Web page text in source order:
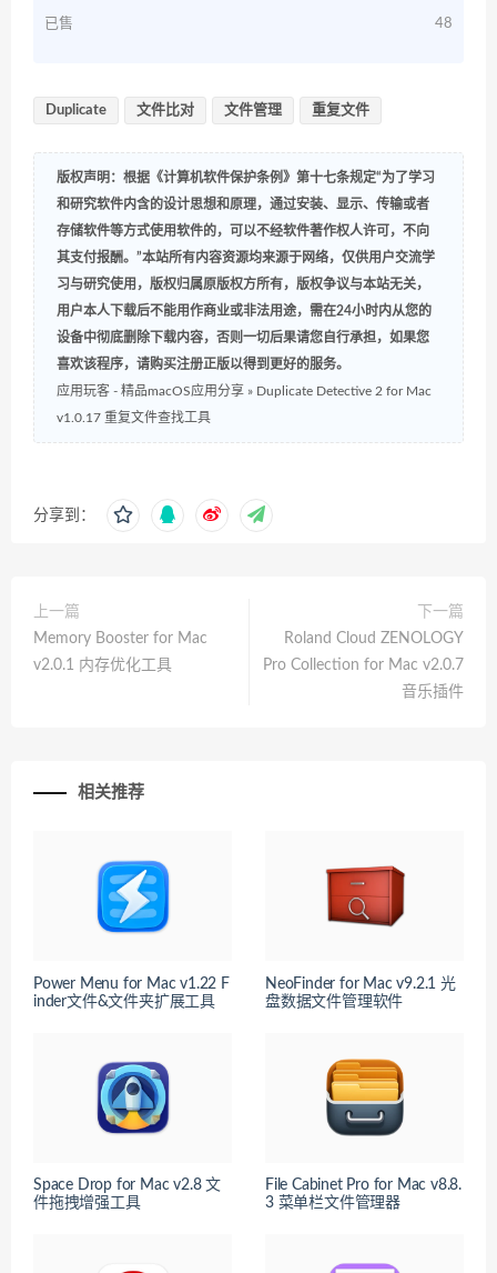
已售 48
Duplicate 文件比对 文件管理 重复文件
版权声明：根据《计算机软件保护条例》第十七条规定“为了学习
和研究软件内含的设计思想和原理，通过安装、显示、传输或者
存储软件等方式使用软件的，可以不经软件著作权人许可，不向
其支付报酬。”本站所有内容资源均来源于网络，仅供用户交流学
习与研究使用，版权归属原版权方所有，版权争议与本站无关，
用户本人下载后不能用作商业或非法用途，需在24小时内从您的
设备中彻底删除下载内容，否则一切后果请您自行承担，如果您
喜欢该程序，请购买注册正版以得到更好的服务。
应用玩客 - 精品macOS应用分享 » Duplicate Detective 2 for Mac
v1.0.17 重复文件查找工具
分享到：
上一篇
Memory Booster for Mac
v2.0.1 内存优化工具
下一篇
Roland Cloud ZENOLOGY
Pro Collection for Mac v2.0.7
音乐插件
相关推荐
Power Menu for Mac v1.22 F
inder文件&文件夹扩展工具
NeoFinder for Mac v9.2.1 光
盘数据文件管理软件
Space Drop for Mac v2.8 文
件拖拽增强工具
File Cabinet Pro for Mac v8.8.
3 菜单栏文件管理器